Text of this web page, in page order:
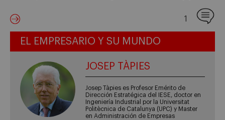
1
EL EMPRESARIO Y SU MUNDO
JOSEP TÀPIES
Josep Tàpies es Profesor Emérito de
Dirección Estratégica del IESE, doctor en
Ingeniería Industrial por la Universitat
Politècnica de Catalunya (UPC) y Master
en Administración de Empresas